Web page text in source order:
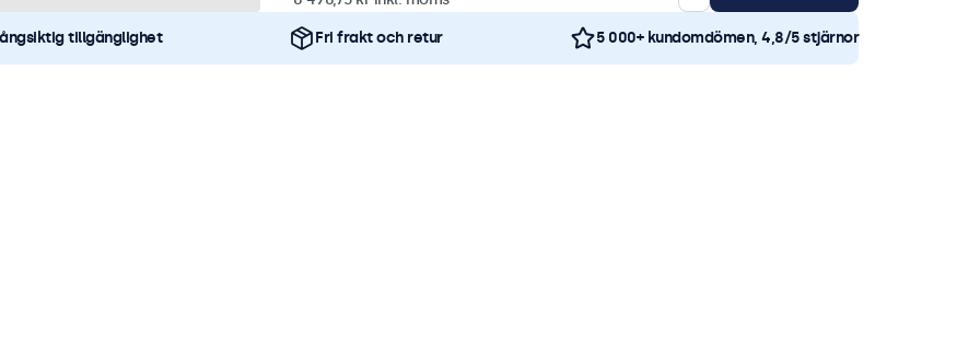
tillgänglighet Fri frakt och retur 5 000+ kundomdömen, 4,8/5 stjärnor